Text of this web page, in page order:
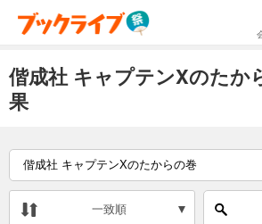
偕成社 キャプテンXのたか
果
一致順